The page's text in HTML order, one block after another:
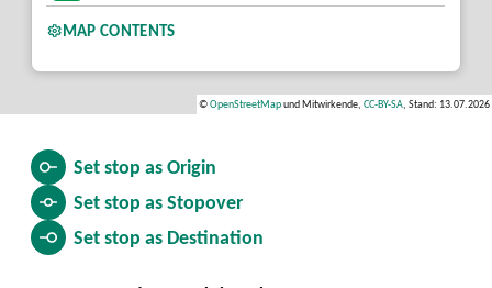
MAP CONTENTS
©OpenStreetMapund Mitwirkende, CC-BY-SA, Stand: 13.07.2026
Set stop asOrigin
Set stop asStopover
Set stop as Destination